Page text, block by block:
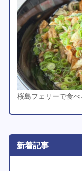
桜島フェリーで食
新着記事